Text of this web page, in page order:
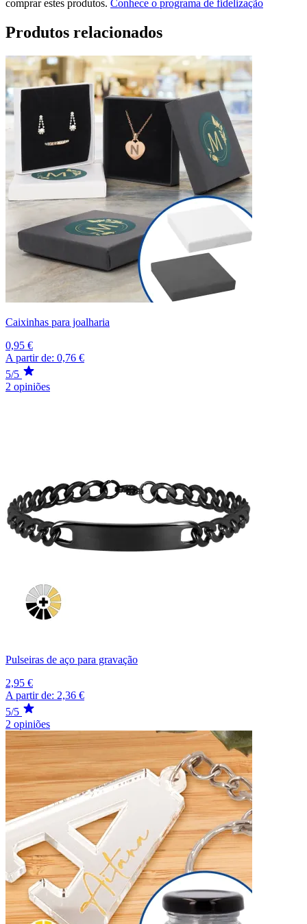
comprar estes produtos. Conhece o programa de fidelização
Produtos relacionados
Caixinhas para joalharia
0,95 €
A partir de: 0,76 €
5/5
2 opiniões
Pulseiras de aço para gravação
2,95 €
A partir de: 2,36 €
5/5
2 opiniões